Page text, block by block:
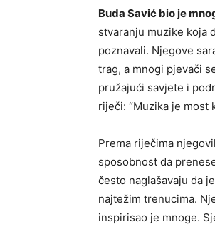
Buda Savić bio je
stvaranju muzike koja
poznavali. Njegove
trag, a mnogi pjevači
pružajući savjete i
riječi: “Muzika je most
Prema riječima
sposobnost da
često naglašavaju da
najtežim trenucima.
inspirisao je mnoge.